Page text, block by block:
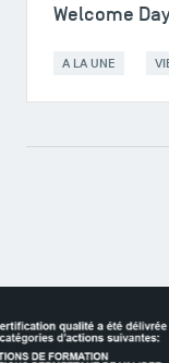
TSM-
Welcome
A LA UNE